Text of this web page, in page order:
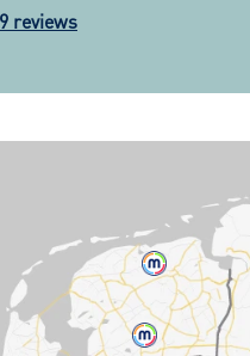
zijn keurig
kunnen nu weer
reviews